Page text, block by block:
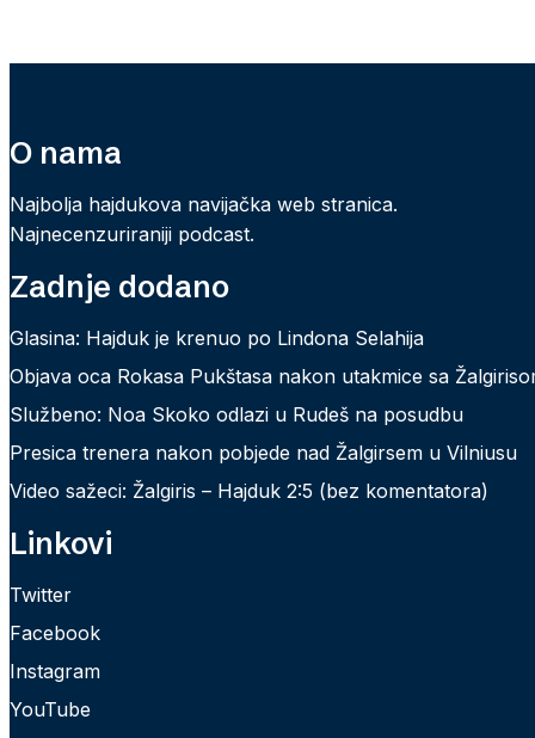
O nama
Najbolja hajdukova navijačka web stranica.
Najnecenzuriraniji podcast.
Zadnje dodano
Glasina: Hajduk je krenuo po Lindona Selahija
Objava oca Rokasa Pukštasa nakon utakmice sa
Službeno: Noa Skoko odlazi u Rudeš na posudbu
Presica trenera nakon pobjede nad Žalgirsem u Vilniusu
Video sažeci: Žalgiris – Hajduk 2:5 (bez komentatora)
Linkovi
Twitter
Facebook
Instagram
YouTube